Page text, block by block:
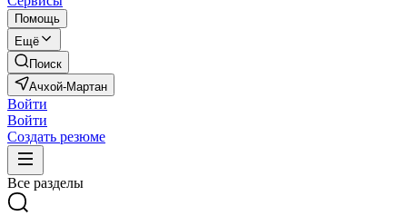
Помощь
Ещё
Поиск
Ачхой-Мартан
Войти
Войти
Создать резюме
Все разделы